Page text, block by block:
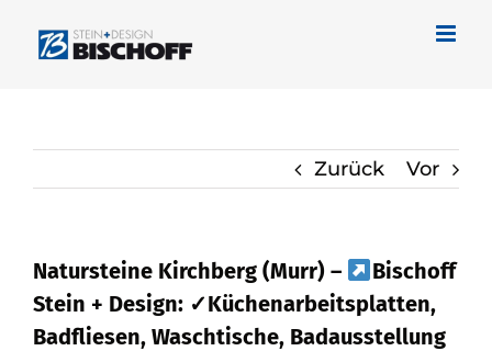
Inhalt
Zurück Vor
Natursteine Kirchberg (Murr) –
Bischoff
Stein + Design: ✓Küchenarbeitsplatten,
Badfliesen, Waschtische, Badausstellung